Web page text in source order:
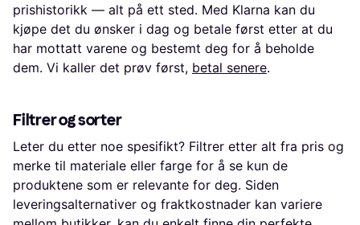
prishistorikk — alt på ett sted. Med Klarna kan du
kjøpe det du ønsker i dag og betale først etter at du
har mottatt varene og bestemt deg for å beholde
dem. Vi kaller det prøv først, betal senere.
Filtrer og sorter
Leter du etter noe spesifikt? Filtrer etter alt fra pris og
merke til materiale eller farge for å se kun de
produktene som er relevante for deg. Siden
leveringsalternativer og fraktkostnader kan variere